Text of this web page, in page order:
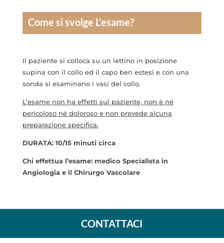
Come si svolge L’esame?
Il paziente si colloca su un lettino in posizione
supina con il collo ed il capo ben estesi e con una
sonda si esaminano i vasi del collo.
L’esame non ha effetti sul paziente, non è né
pericoloso né doloroso e non prevede alcuna
preparazione specifica.
DURATA: 10/15 minuti circa
Chi effettua l’esame: medico Specialista in
Angiologia e il Chirurgo Vascolare
CONTATTACI